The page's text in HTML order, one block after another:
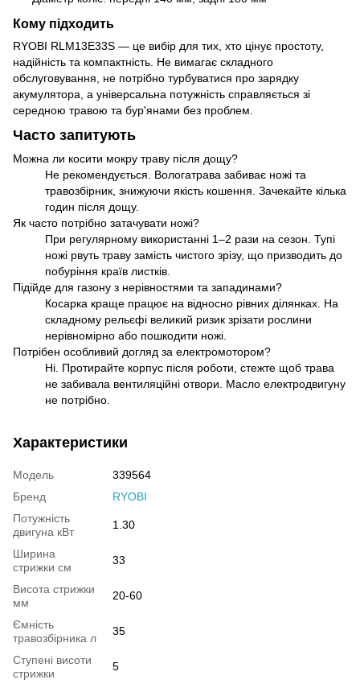
Кому підходить
RYOBI RLM13E33S — це вибір для тих, хто цінує простоту,
надійність та компактність. Не вимагає складного
обслуговування, не потрібно турбуватися про зарядку
акумулятора, а універсальна потужність справляється зі
середною травою та бур'янами без проблем.
Часто запитують
Можна ли косити мокру траву після дощу?
Не рекомендується. Вологатрава забиває ножі та
травозбірник, знижуючи якість кошення. Зачекайте кілька
годин після дощу.
Як часто потрібно затачувати ножі?
При регулярному використанні 1–2 рази на сезон. Тупі
ножі рвуть траву замість чистого зрізу, що призводить до
побуріння країв листків.
Підійде для газону з нерівностями та западинами?
Косарка краще працює на відносно рівних ділянках. На
складному рельєфі великий ризик зрізати рослини
нерівномірно або пошкодити ножі.
Потрібен особливий догляд за електромотором?
Ні. Протирайте корпус після роботи, стежте щоб трава
не забивала вентиляційні отвори. Масло електродвигуну
не потрібно.
Характеристики
Модель
339564
Бренд
RYOBI
Потужність
двигуна кВт
1.30
Ширина
стрижки см
33
Висота стрижки
мм
20-60
Ємність
травозбірника л
35
Ступені висоти
стрижки
5